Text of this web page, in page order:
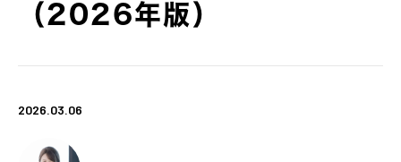
（2026年版）
2026.03.06